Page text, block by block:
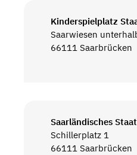
Kinderspielplatz
Saarwiesen
66111 Saarbrücken
Saarländisches
Schillerplatz 1
66111 Saarbrücken